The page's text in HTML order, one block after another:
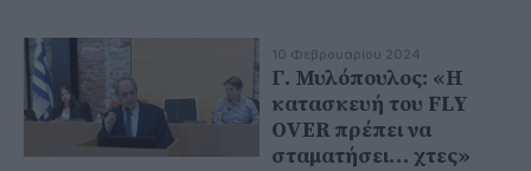
10 Φεβρουαρίου 2024
Γ. Μυλόπουλος: «Η
κατασκευή του FLY
OVER πρέπει να
σταματήσει… χτες»